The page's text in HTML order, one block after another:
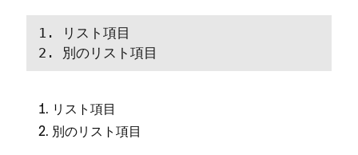
1⁠. リスト項目
2⁠. 別のリスト項目
リスト項目
別のリスト項目